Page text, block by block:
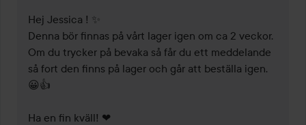
Hej Jessica ! ✨
Denna bör finnas på vårt lager igen om ca 2 veckor.
Om du trycker på bevaka så får du ett meddelande
så fort den finns på lager och går att beställa igen.
😀👍
Ha en fin kväll! ❤